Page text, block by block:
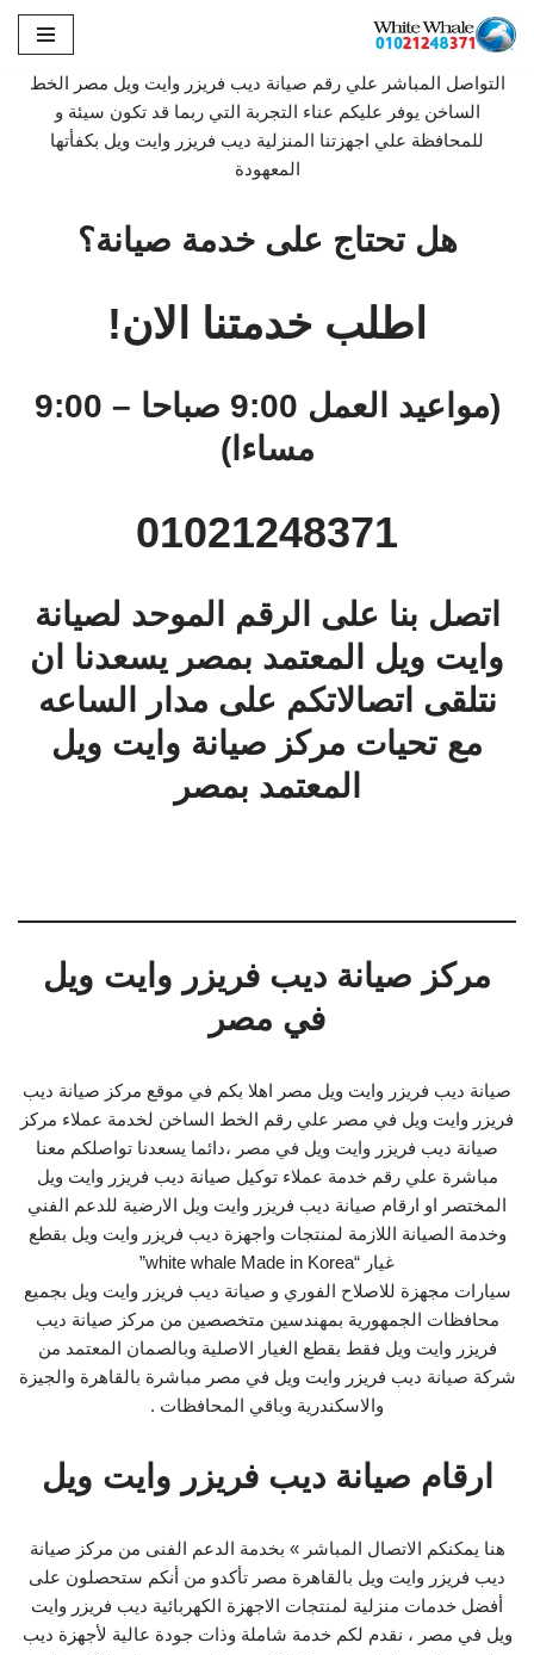
إلى
المحتوى
التواصل المباشر علي رقم صيانة ديب فريزر وايت ويل مصر الخط
الساخن يوفر عليكم عناء التجربة التي ربما قد تكون سيئة و
للمحافظة علي اجهزتنا المنزلية ديب فريزر وايت ويل بكفأتها
المعهودة
هل تحتاج على خدمة صيانة؟
اطلب خدمتنا الان!
(مواعيد العمل 9:00 صباحا – 9:00
مساءا)
01021248371
اتصل بنا على الرقم الموحد لصيانة
وايت ويل المعتمد بمصر يسعدنا ان
نتلقى اتصالاتكم على مدار الساعه
مع تحيات مركز صيانة وايت ويل
المعتمد بمصر
مركز صيانة ديب فريزر وايت ويل
في مصر
صيانة ديب فريزر وايت ويل مصر اهلا بكم في موقع مركز صيانة ديب
فريزر وايت ويل في مصر علي رقم الخط الساخن لخدمة عملاء مركز
صيانة ديب فريزر وايت ويل في مصر ،دائما يسعدنا تواصلكم معنا
مباشرة علي رقم خدمة عملاء توكيل صيانة ديب فريزر وايت ويل
المختصر او ارقام صيانة ديب فريزر وايت ويل الارضية للدعم الفني
وخدمة الصيانة اللازمة لمنتجات واجهزة ديب فريزر وايت ويل بقطع
غيار “white whale Made in Korea”
سيارات مجهزة للاصلاح الفوري و صيانة ديب فريزر وايت ويل بجميع
محافظات الجمهورية بمهندسين متخصصين من مركز صيانة ديب
فريزر وايت ويل فقط بقطع الغيار الاصلية وبالصمان المعتمد من
شركة صيانة ديب فريزر وايت ويل في مصر مباشرة بالقاهرة والجيزة
والاسكندرية وباقي المحافظات .
ارقام صيانة ديب فريزر وايت ويل
هنا يمكنكم الاتصال المباشر » بخدمة الدعم الفنى من مركز صيانة
ديب فريزر وايت ويل بالقاهرة مصر تأكدو من أنكم ستحصلون على
أفضل خدمات منزلية لمنتجات الاجهزة الكهربائية ديب فريزر وايت
ويل في مصر ، نقدم لكم خدمة شاملة وذات جودة عالية لأجهزة ديب